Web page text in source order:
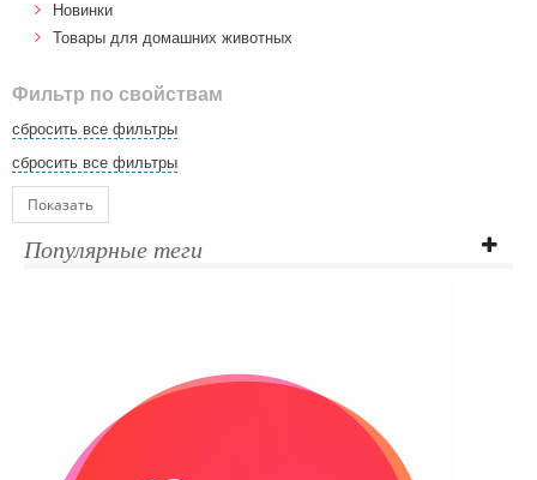
Новинки
Товары для домашних животных
Фильтр по свойствам
сбросить все фильтры
сбросить все фильтры
Показать
Популярные теги